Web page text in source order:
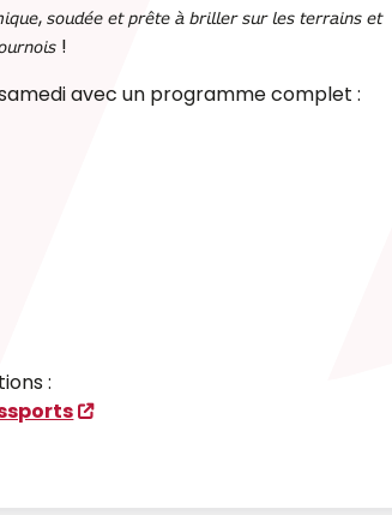
𝘴𝘰𝘶𝘥𝘦́𝘦 𝘦𝘵 𝘱𝘳𝘦̂𝘵𝘦 𝘢̀ 𝘣𝘳𝘪𝘭𝘭𝘦𝘳 𝘴𝘶𝘳 𝘭𝘦𝘴 𝘵𝘦𝘳𝘳𝘢𝘪𝘯𝘴 𝘦𝘵
!
avec un programme complet :
: